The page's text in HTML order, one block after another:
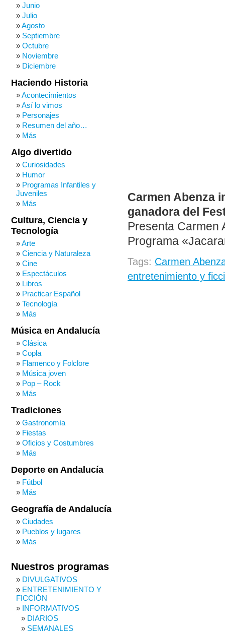
Carmen Abenza
ganadora del
Presenta Carmen
Programa
Tags: Carmen
entretenimiento y
Junio
Julio
Agosto
Septiembre
Octubre
Noviembre
Diciembre
Haciendo Historia
Acontecimientos
Así lo vimos
Personajes
Resumen del año…
Más
Algo divertido
Curiosidades
Humor
Programas Infantiles y
Juveniles
Más
Cultura, Ciencia y
Tecnología
Arte
Ciencia y Naturaleza
Cine
Espectáculos
Libros
Practicar Español
Tecnología
Más
Música en Andalucía
Clásica
Copla
Flamenco y Folclore
Música joven
Pop – Rock
Más
Tradiciones
Gastronomía
Fiestas
Oficios y Costumbres
Más
Deporte en Andalucía
Fútbol
Más
Geografía de Andalucía
Ciudades
Pueblos y lugares
Más
Nuestros programas
DIVULGATIVOS
ENTRETENIMIENTO Y
FICCIÓN
INFORMATIVOS
DIARIOS
SEMANALES